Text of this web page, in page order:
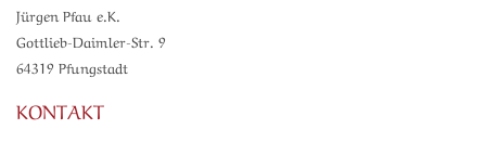
Jürgen Pfau e.K.
Gottlieb-Daimler-Str. 9
64319 Pfungstadt
KONTAKT